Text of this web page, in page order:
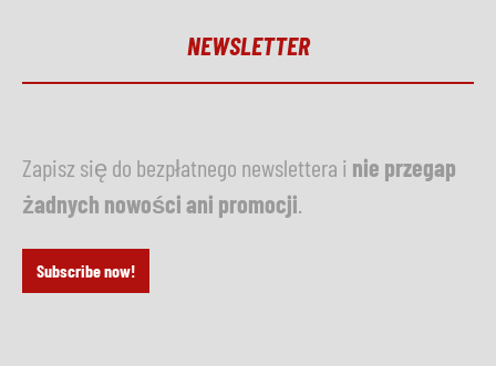
NEWSLETTER
Zapisz się do bezpłatnego newslettera i nie przegap
żadnych nowości ani promocji
Subscribe now!